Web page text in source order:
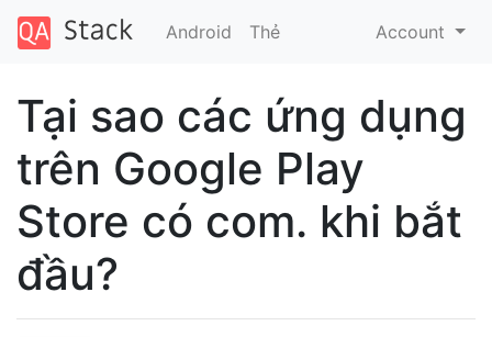
Android Thẻ Account
Tại sao các ứng dụng
trên Google Play
Store có com. khi bắt
đầu?